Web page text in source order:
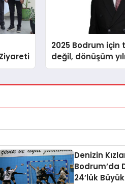
2025 Bodrum
değil, dönüşüm
Denizin
Bodrum’da
24’lük